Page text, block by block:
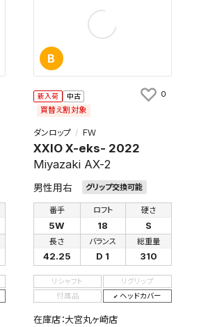
B
新入荷 中古
買替え割対象
ダンロップ ＦＷ
XXIO X-eks- 2022
Miyazaki AX-2
男性用右 グリップ交換可能
番手
5W
ロフト
18
硬さ
S
長さ
42.25
バランス
D 1
総重量
310
リシャフト
リグリップ
付属品
ヘッドカバー
在庫店：大宮丸ヶ崎店
0